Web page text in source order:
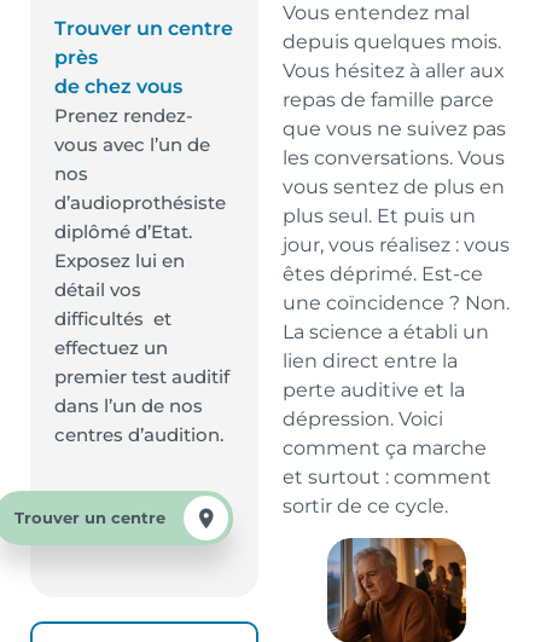
Trouver un centre
près
de chez vous
Prenez rendez-
vous avec l’un de
nos
d’audioprothésiste
diplômé d’Etat.
Exposez lui en
détail vos
difficultés et
effectuez un
premier test auditif
dans l’un de nos
centres d’audition.
Trouver un centre
Vous entendez mal
depuis quelques mois.
Vous hésitez à aller aux
repas de famille parce
que vous ne suivez pas
les conversations. Vous
vous sentez de plus en
plus seul. Et puis un
jour, vous réalisez : vous
êtes déprimé. Est-ce
une coïncidence ? Non.
La science a établi un
lien direct entre la
perte auditive et la
dépression. Voici
comment ça marche
et surtout : comment
sortir de ce cycle.